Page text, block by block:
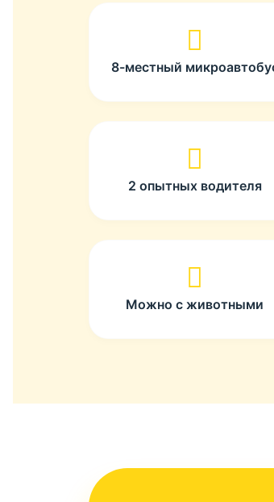
8-местный
2 опытных водителя
Можно с животными